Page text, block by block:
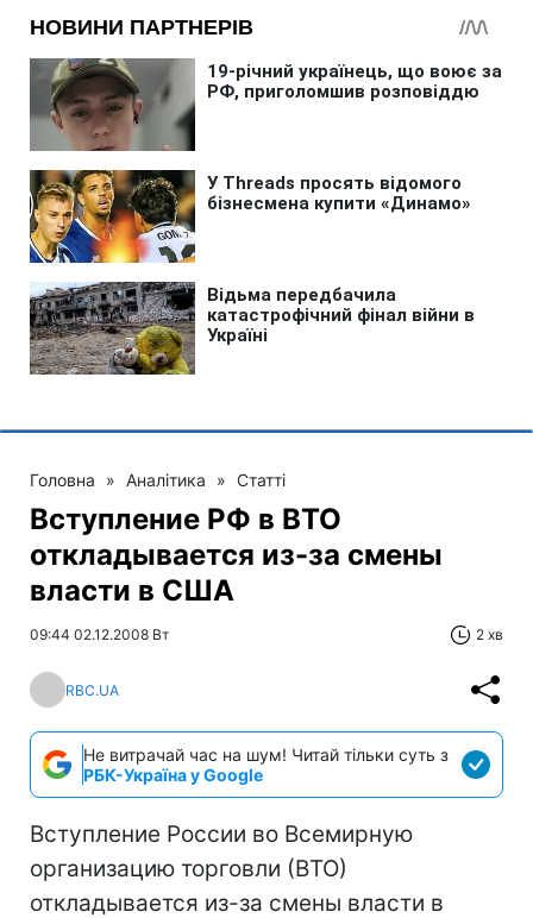
Головна » Аналітика » Статті
Вступление РФ в ВТО
откладывается из-за смены
власти в США
09:44 02.12.2008 Вт 2 хв
RBC.UA
Не витрачай час на шум! Читай тільки суть з
РБК-Україна у Google
Вступление России во Всемирную
организацию торговли (ВТО)
откладывается из-за смены власти в